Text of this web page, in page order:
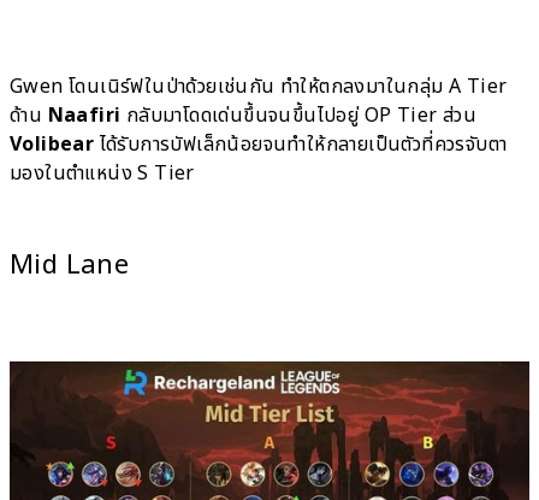
Gwen โดนเนิร์ฟในป่าด้วยเช่นกัน ทำให้ตกลงมาในกลุ่ม A Tier
ด้าน Naafiri กลับมาโดดเด่นขึ้นจนขึ้นไปอยู่ OP Tier ส่วน
Volibear ได้รับการบัฟเล็กน้อยจนทำให้กลายเป็นตัวที่ควรจับตา
มองในตำแหน่ง S Tier
Mid Lane